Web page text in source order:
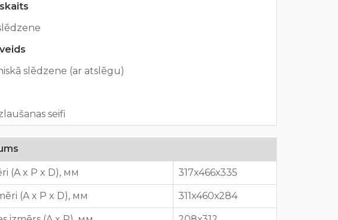
slēdzene (ar atslēgu)
seifi
(A x P x D), мм 317х466х335
(A x P x D), мм 311х460х284